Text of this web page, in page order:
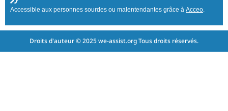
Accessible aux personnes sourdes ou malentendantes grâce à Acceo.
Droits d'auteur © 2025 we-assist.org Tous droits réservés.